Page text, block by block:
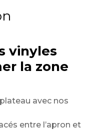
vinyles
la zone
avec nos
entre l’apron et